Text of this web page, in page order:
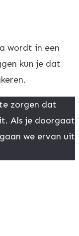
wordt in een
kun je dat
zorgen dat
Als je doorgaat
we ervan uit